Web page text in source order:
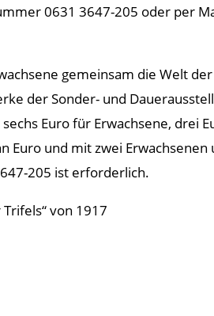
0631 3647-205 oder per
gemeinsam die Welt der
der Sonder- und
Euro für Erwachsene, drei
Euro und mit zwei Erwachsenen
205 ist erforderlich.
von 1917